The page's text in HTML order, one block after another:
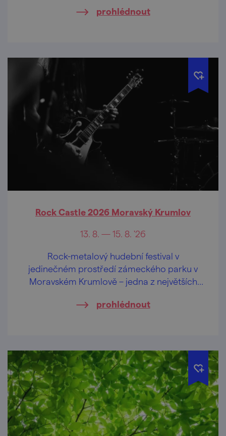
prohlédnout
Rock Castle 2026 Moravský Krumlov
13. 8. — 15. 8. '26
Rock-metalový hudební festival v
jedinečném prostředí zámeckého parku v
Moravském Krumlově – jedna z největších
prohlédnout